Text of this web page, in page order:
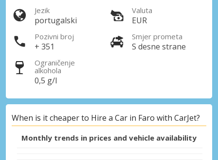
Jezik
portugalski
Valuta
EUR
Pozivni broj
+ 351
Smjer prometa
S desne strane
Ograničenje
alkohola
0,5 g/l
When is it cheaper to Hire a Car in Faro with CarJet?
Monthly trends in prices and vehicle availability